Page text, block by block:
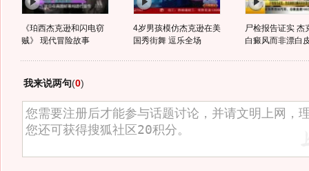
《珀西杰克逊和闪电窃
贼》 现代冒险故事
4岁男孩模仿杰克逊在美
国秀街舞 逗乐全场
尸检报告证实 杰
白癜风而非漂白
我来说两句(0)